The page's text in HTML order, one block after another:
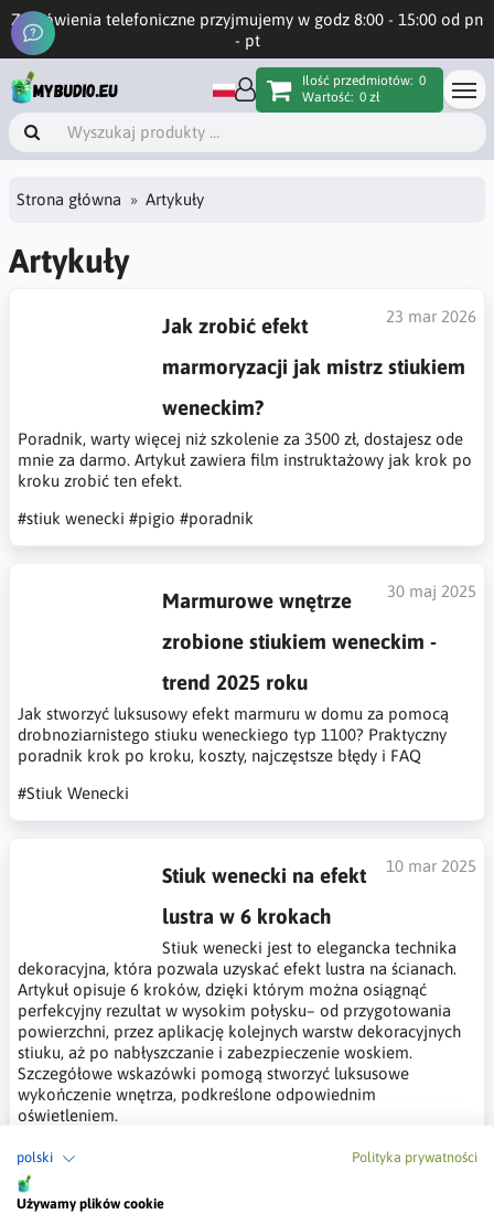
polski Polityka prywatności
Używamy plików cookie
Zamówienia telefoniczne przyjmujemy w godz 8:00 - 15:00 od pn
- pt
Ilość przedmiotów: 0
Wartość: 0 zł
Strona główna Artykuły
Artykuły
23 mar 2026
Jak zrobić efekt
marmoryzacji jak mistrz stiukiem
weneckim?
Poradnik, warty więcej niż szkolenie za 3500 zł, dostajesz ode
mnie za darmo. Artykuł zawiera film instruktażowy jak krok po
kroku zrobić ten efekt.
#stiuk wenecki #pigio #poradnik
30 maj 2025
Marmurowe wnętrze
zrobione stiukiem weneckim -
trend 2025 roku
Jak stworzyć luksusowy efekt marmuru w domu za pomocą
drobnoziarnistego stiuku weneckiego typ 1100? Praktyczny
poradnik krok po kroku, koszty, najczęstsze błędy i FAQ
#Stiuk Wenecki
10 mar 2025
Stiuk wenecki na efekt
lustra w 6 krokach
Stiuk wenecki jest to elegancka technika
dekoracyjna, która pozwala uzyskać efekt lustra na ścianach.
Artykuł opisuje 6 kroków, dzięki którym można osiągnąć
perfekcyjny rezultat w wysokim połysku– od przygotowania
powierzchni, przez aplikację kolejnych warstw dekoracyjnych
stiuku, aż po nabłyszczanie i zabezpieczenie woskiem.
Szczegółowe wskazówki pomogą stworzyć luksusowe
wykończenie wnętrza, podkreślone odpowiednim
oświetleniem.
#stiuk wenecki